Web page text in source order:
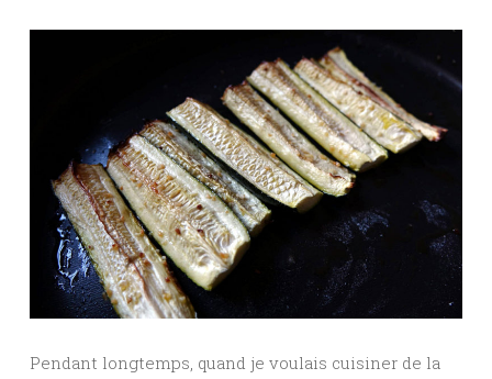
Pendant longtemps, quand je voulais cuisiner de la